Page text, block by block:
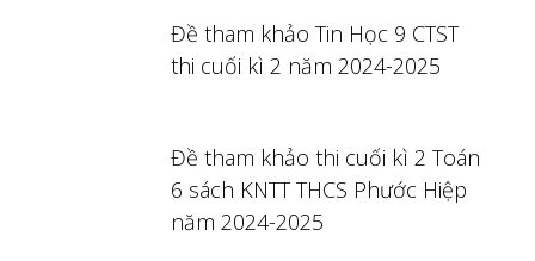
Đề tham khảo Tin Học 9 CTST
thi cuối kì 2 năm 2024-2025
Đề tham khảo thi cuối kì 2 Toán
6 sách KNTT THCS Phước Hiệp
năm 2024-2025